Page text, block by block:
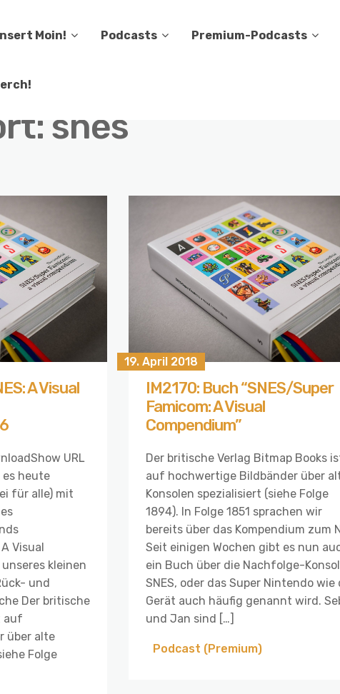
Moin! Podcasts Premium-Podcasts
snes
A Visual
URL
es heute
für alle) mit
Visual
kleinen
und
Der britische
auf
über alte
Folge
19. April 2018
IM2170: Buch “SNES/Super
Famicom: A Visual
Compendium”
Der britische Verlag Bitmap Books
auf hochwertige Bildbänder über
Konsolen spezialisiert (siehe Folge
1894). In Folge 1851 sprachen wir
bereits über das Kompendium zum
Seit einigen Wochen gibt es nun
ein Buch über die Nachfolge-
SNES, oder das Super Nintendo wie
Gerät auch häufig genannt wird.
und Jan sind […]
Podcast (Premium)